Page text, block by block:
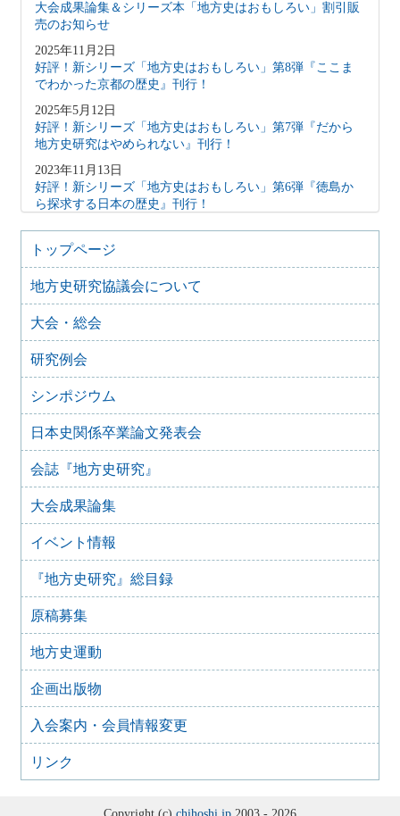
大会成果論集＆シリーズ本「地方史はおもしろい」割引販
売のお知らせ
2025年11月2日
好評！新シリーズ「地方史はおもしろい」第8弾『ここま
でわかった京都の歴史』刊行！
2025年5月12日
好評！新シリーズ「地方史はおもしろい」第7弾『だから
地方史研究はやめられない』刊行！
2023年11月13日
好評！新シリーズ「地方史はおもしろい」第6弾『徳島か
ら探求する日本の歴史』刊行！
2023年6月28日
『「非常時」の記録保存と記憶化 戦争・災害・感染症と
地域社会』が岩田書院より刊行されました
2022年12月25日
好評！新シリーズ「地方史はおもしろい」第5弾 『日本
の歴史を突き詰める おおさかの歴史』刊行！
2021年10月15日
好評！新シリーズ『地方史はおもしろい』第４弾
2021年4月12日
2020年11月3日
好評！新シリーズ『地方史はおもしろい』第２弾
2020年4月13日
新シリーズ 『地方史はおもしろい』 創刊
2019年6月17日
『学校資料の未来-地域資料としての保存と活用-』
2019年4月2日
『会員名簿 2019』発行にあたりご協力のお願い
2009年10月15日
『歴史資料の保存と地方史研究』
2007年11月15日
『全国地域博物館 図録総覧』（品切れ）
2001年10月15日
『21世紀の文化行政―地域史料の保存と活用―』
2001年3月15日
トップページ
地方史研究協議会について
大会・総会
研究例会
シンポジウム
日本史関係卒業論文発表会
会誌『地方史研究』
大会成果論集
イベント情報
『地方史研究』総目録
原稿募集
地方史運動
企画出版物
入会案内・会員情報変更
リンク